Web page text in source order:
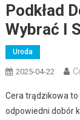
Podkład
Wybrać I
Uroda
2025-04-22
Cera trądzikowa
odpowiedni dobór